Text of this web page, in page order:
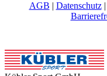
AGB | Datenschutz|